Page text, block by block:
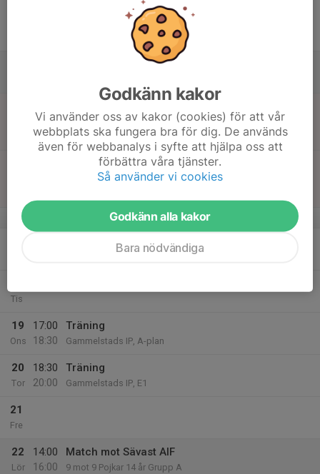
Match mot Bodens BK FF
9 mot 9 Pojkar 14 år Grupp A
Gammelstads IP
Distriktlagsläger
12:30
9 mot 9 Pojkar 14 år Grupp B
Gammelstads IP
Match mot Lira BK Gul
9 mot 9 Pojkar 14 år Grupp A
v.34
Tis
19
Ons
17:00
18:30
Träning
Gammelstads IP, A-plan
20
Tor
18:30
20:00
Träning
Gammelstads IP, E1
21
Fre
22
Lör
14:00
16:00
Match mot Sävast AIF
9 mot 9 Pojkar 14 år Grupp A
Godkänn kakor
Vi använder oss av kakor (cookies) för att vår
webbplats ska fungera bra för dig. De används
även för webbanalys i syfte att hjälpa oss att
förbättra våra tjänster.
Så använder vi cookies
Godkänn alla kakor
Bara nödvändiga